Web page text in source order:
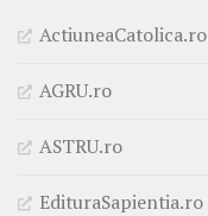
ActiuneaCatolica.ro
AGRU.ro
ASTRU.ro
EdituraSapientia.ro